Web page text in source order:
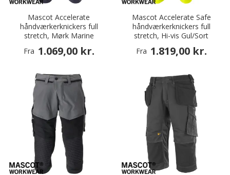
Mascot Accelerate
håndværkerknickers full
stretch, Mørk Marine
Fra 1.069,00 kr.
Mascot Accelerate Safe
håndværkerknickers full
stretch, Hi-vis Gul/Sort
Fra 1.819,00 kr.